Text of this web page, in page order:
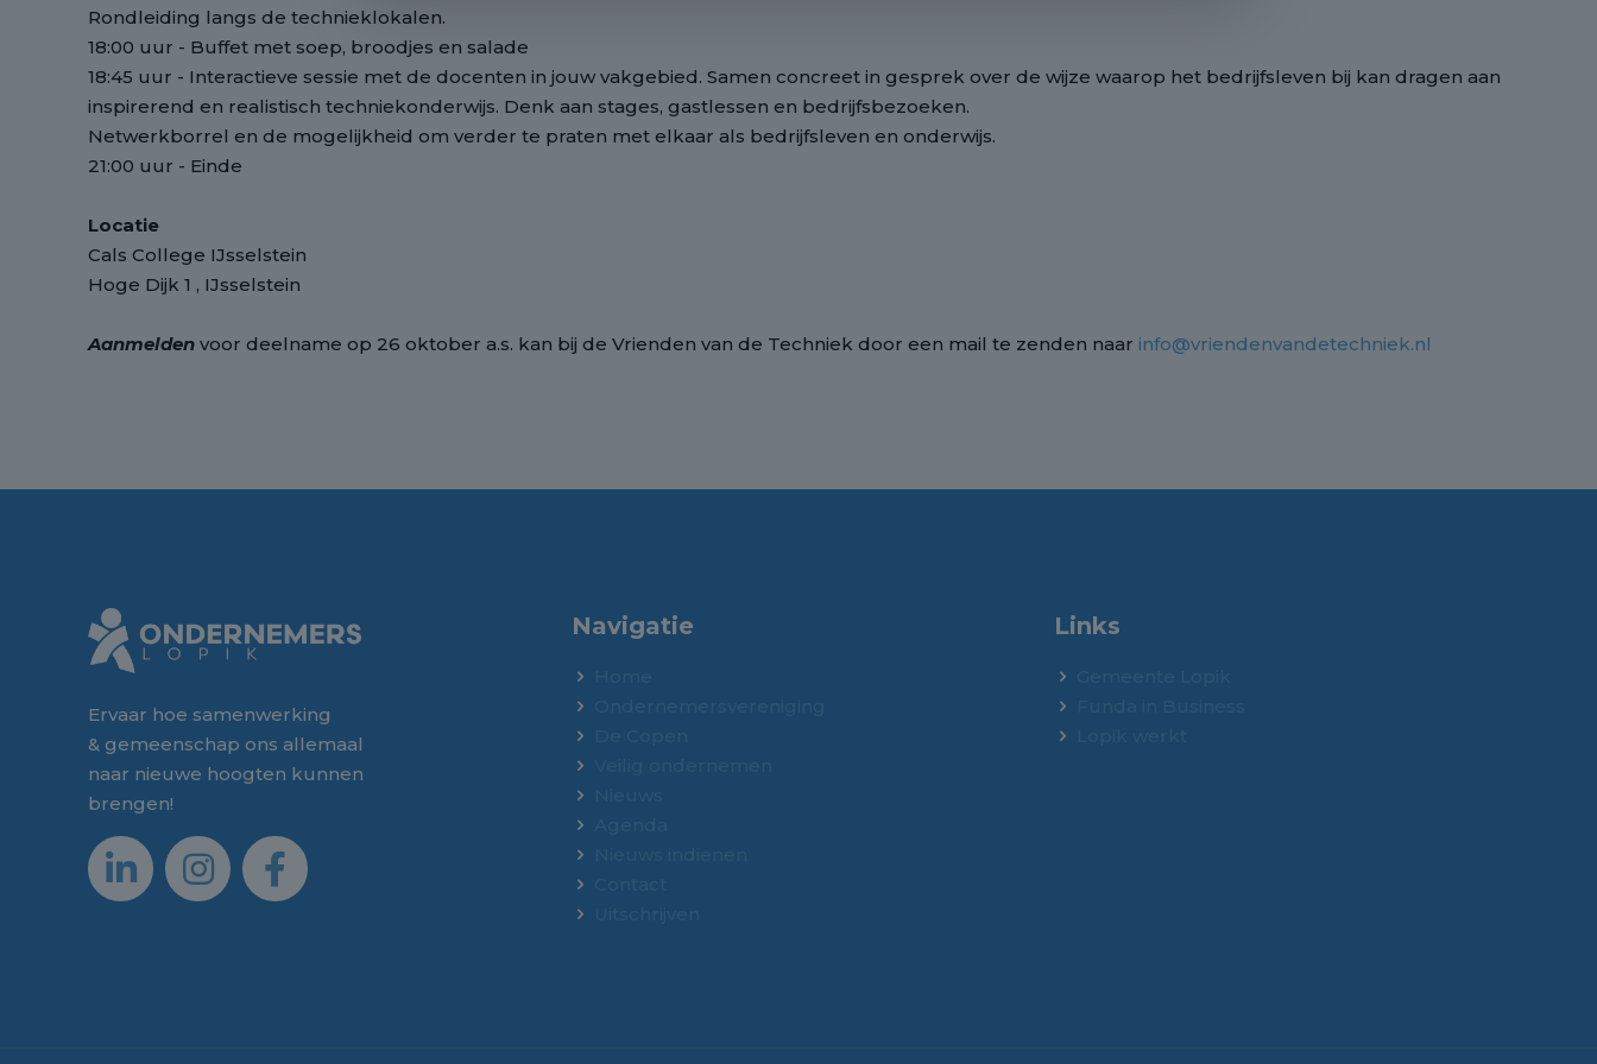
Rondleiding langs de technieklokalen.
18:00 uur - Buffet met soep, broodjes en salade
18:45 uur - Interactieve sessie met de docenten in jouw vakgebied. Samen concreet in gesprek over de wijze waarop het bedrijfsleven bij kan dragen aan
inspirerend en realistisch techniekonderwijs. Denk aan stages, gastlessen en bedrijfsbezoeken.
Netwerkborrel en de mogelijkheid om verder te praten met elkaar als bedrijfsleven en onderwijs.
21:00 uur - Einde
Locatie
Cals College IJsselstein
Hoge Dijk 1 , IJsselstein
Aanmelden voor deelname op 26 oktober a.s. kan bij de Vrienden van de Techniek door een mail te zenden naar info@vriendenvandetechniek.nl
Ervaar hoe samenwerking
& gemeenschap ons allemaal
naar nieuwe hoogten kunnen
brengen!
Navigatie Links